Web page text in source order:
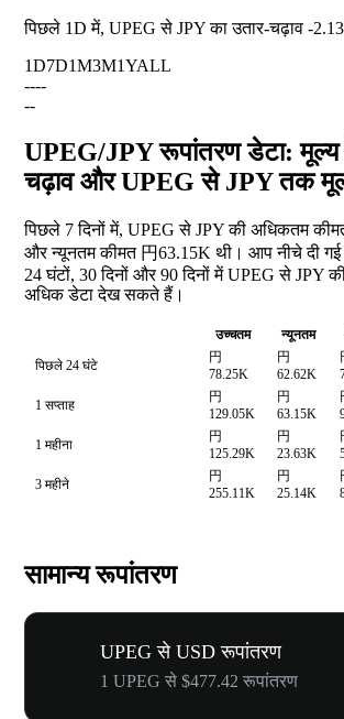
पिछले 1D में, UPEG से JPY का उतार-चढ़ाव -
1D7D1M3M1YALL
----
--
UPEG/JPY रूपांतरण डेटा: मूल्य
चढ़ाव और UPEG से JPY तक
पिछले 7 दिनों में, UPEG से JPY की अधिकतम
और न्यूनतम कीमत 円63.15K थी। आप नीचे दी गई
24 घंटों, 30 दिनों और 90 दिनों में UPEG से JPY
अधिक डेटा देख सकते हैं।
उच्चतम न्यूनतम
पिछले 24 घंटे
円
78.25K
円
62.62K
1 सप्ताह
円
129.05K
円
63.15K
1 महीना
円
125.29K
円
23.63K
3 महीने
円
255.11K
円
25.14K
सामान्य रूपांतरण
UPEG से USD रूपांतरण
1 UPEG से $477.42 रूपांतरण